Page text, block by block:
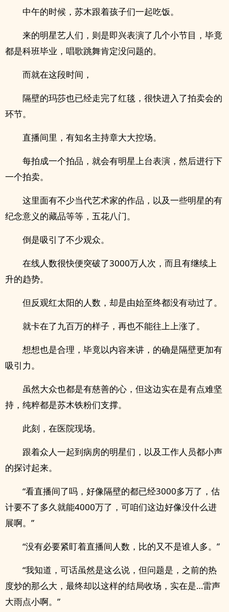
中午的时候，苏木跟着孩子们一起吃饭。
来的明星艺人们，则是即兴表演了几个小节目，毕竟
都是科班毕业，唱歌跳舞肯定没问题的。
而就在这段时间，
隔壁的玛莎也已经走完了红毯，很快进入了拍卖会的
环节。
直播间里，有知名主持章大大控场。
每拍成一个拍品，就会有明星上台表演，然后进行下
一个拍卖。
这里面有不少当代艺术家的作品，以及一些明星的有
纪念意义的藏品等等，五花八门。
倒是吸引了不少观众。
在线人数很快便突破了3000万人次，而且有继续上
升的趋势。
但反观红太阳的人数，却是由始至终都没有动过了。
就卡在了九百万的样子，再也不能往上上涨了。
想想也是合理，毕竟以内容来讲，的确是隔壁更加有
吸引力。
虽然大众也都是有慈善的心，但这边实在是有点难坚
持，纯粹都是苏木铁粉们支撑。
此刻，在医院现场。
跟着众人一起到病房的明星们，以及工作人员都小声
的探讨起来。
“看直播间了吗，好像隔壁的都已经3000多万了，估
计要不了多久就能4000万了，可咱们这边好像没什么进
展啊。”
“没有必要紧盯着直播间人数，比的又不是谁人多。”
“我知道，可话虽然是这么说，但问题是，之前的热
度炒的那么大，最终却以这样的结局收场，实在是…雷声
大雨点小啊。”